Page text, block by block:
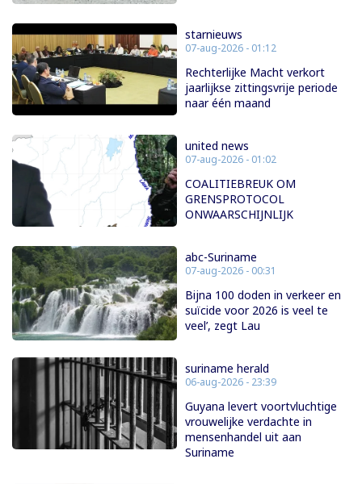
starnieuws
07-aug-2026 - 01:12
Rechterlijke Macht verkort
jaarlijkse zittingsvrije periode
naar één maand
united news
07-aug-2026 - 01:02
COALITIEBREUK OM
GRENSPROTOCOL
ONWAARSCHIJNLIJK
abc-Suriname
07-aug-2026 - 00:31
Bijna 100 doden in verkeer en
suïcide voor 2026 is veel te
veel’, zegt Lau
suriname herald
06-aug-2026 - 23:39
Guyana levert voortvluchtige
vrouwelijke verdachte in
mensenhandel uit aan
Suriname